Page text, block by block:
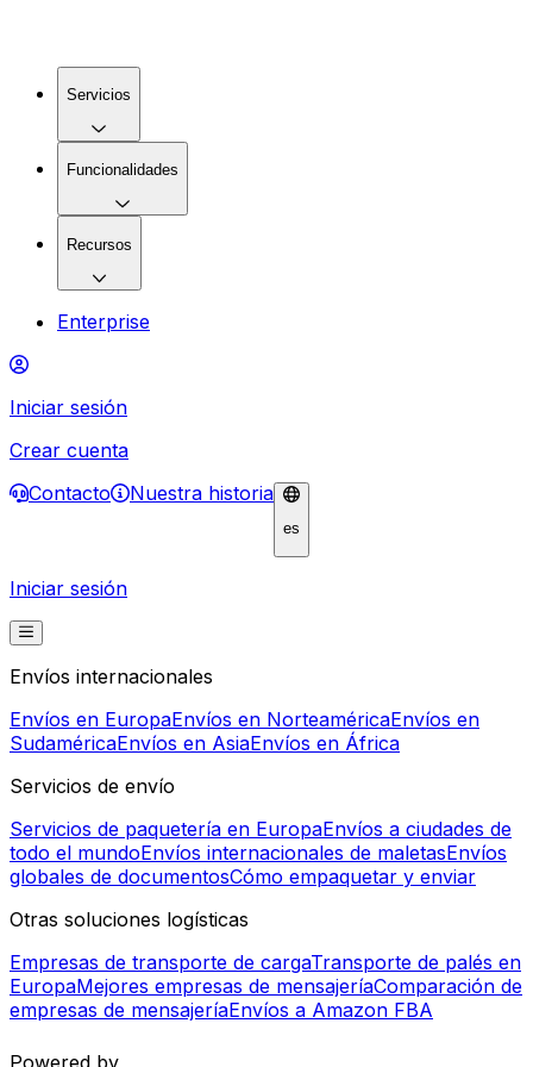
Servicios
Funcionalidades
Recursos
Enterprise
Iniciar sesión
Crear cuenta
Contacto
Nuestra historia
es
Iniciar sesión
Envíos internacionales
Envíos en EuropaEnvíos en NorteaméricaEnvíos en
SudaméricaEnvíos en AsiaEnvíos en África
Servicios de envío
Servicios de paquetería en EuropaEnvíos a ciudades de
todo el mundoEnvíos internacionales de maletasEnvíos
globales de documentosCómo empaquetar y enviar
Otras soluciones logísticas
Empresas de transporte de cargaTransporte de palés en
EuropaMejores empresas de mensajeríaComparación de
empresas de mensajeríaEnvíos a Amazon FBA
Powered by